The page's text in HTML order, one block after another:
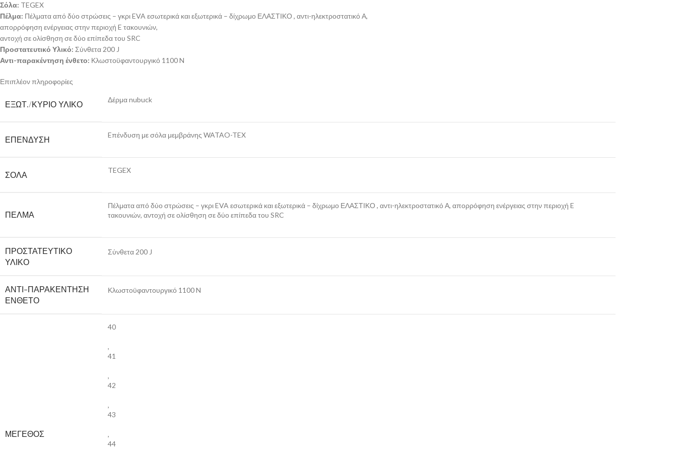
Σόλα: TEGEX
Πέλμα: Πέλματα από δύο στρώσεις – γκρι EVA εσωτερικά και εξωτερικά – δίχρωμο ΕΛΑΣΤΙΚΟ , αντι-ηλεκτροστατικό Α,
απορρόφηση ενέργειας στην περιοχή E τακουνιών,
αντοχή σε ολίσθηση σε δύο επίπεδα του SRC
Προστατευτικό Υλικό: Σύνθετα 200 J
Αντι-παρακέντηση ένθετο: Κλωστοϋφαντουργικό 1100 N
Επιπλέον πληροφορίες
ΕΞΩΤ./ΚΎΡΙΟ ΥΛΙΚΌ Δέρμα nubuck
ΕΠΈΝΔΥΣΗ Eπένδυση με σόλα μεμβράνης WATAO-TEX
ΣΌΛΑ TEGEX
ΠΈΛΜΑ
Πέλματα από δύο στρώσεις – γκρι EVA εσωτερικά και εξωτερικά – δίχρωμο ΕΛΑΣΤΙΚΟ , αντι-ηλεκτροστατικό Α, απορρόφηση ενέργειας στην περιοχή E
τακουνιών, αντοχή σε ολίσθηση σε δύο επίπεδα του SRC
ΠΡΟΣΤΑΤΕΥΤΙΚΌ
ΥΛΙΚΌ
Σύνθετα 200 J
ΑΝΤΙ-ΠΑΡΑΚΈΝΤΗΣΗ
ΈΝΘΕΤΟ
Κλωστοϋφαντουργικό 1100 N
ΜΕΓΕΘΟΣ
40
,
41
,
42
,
43
,
44